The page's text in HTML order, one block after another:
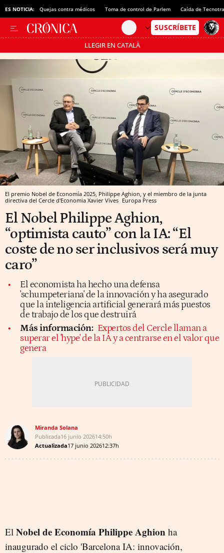
ES NOTICIA: Quejas contra médicos Toma de control de Parlem Caída de
LLEGIR EN CATALÀ
Pásate al MODO AHORRO
El premio Nobel de Economía 2025, Philippe Aghion, y el miembro de la junta
directiva del Cercle d'Economia Xavier Vives Europa Press
El Nobel Philippe Aghion,
“optimista cauto” con la IA: “El
coste de no ser inclusivos será muy
caro”
El economista ha hecho una defensa
'schumpeteriana' de la innovación y ha asegurado
que la inteligencia artificial generará más puestos
de trabajo de los que destruirá
Más información: Expertos del Cercle llaman a
superar el 'hype' de la IA y a centrarse en el valor que
genera
Miranda Solana
Publicada16 junio 202614:50h
Actualizada17 junio 202612:37h
El Nobel de Economía Philippe Aghion ha
inaugurado el ciclo 'Barcelona IA: innovación,